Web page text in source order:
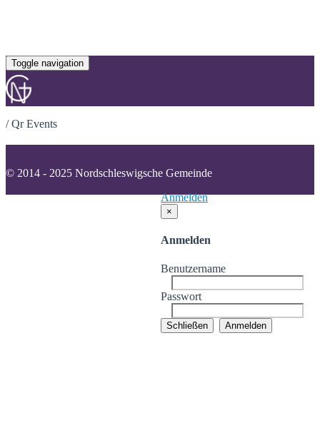
Toggle navigation
/Qr Events
© 2014 - 2025 Nordschleswigsche Gemeinde
Anmelden
×
Anmelden
Benutzername
Passwort
Schließen